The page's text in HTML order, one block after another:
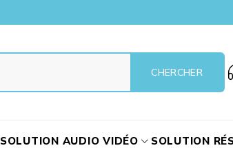
SOLUTION AUDIO VIDÉO SOLUTION